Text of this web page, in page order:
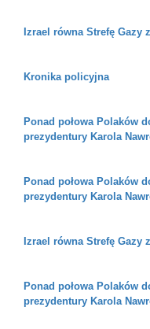
Izrael równa Strefę Gazy
Kronika policyjna
Ponad połowa Polaków
prezydentury Karola
Ponad połowa Polaków
prezydentury Karola
Izrael równa Strefę Gazy
Ponad połowa Polaków
prezydentury Karola